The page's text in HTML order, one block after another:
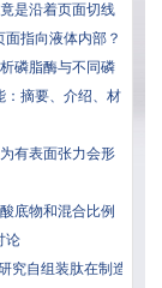
是沿着页面切线
面指向液体内部？
磷脂酶与不同磷
要、介绍、材
有表面张力会形
酸底物和混合比例
论
究自组装肽在制造